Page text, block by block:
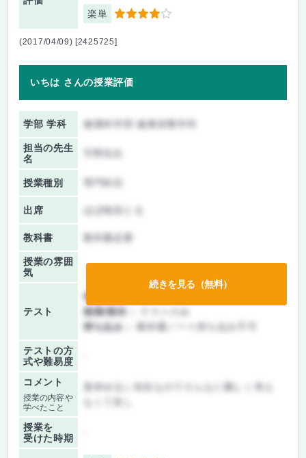
楽単
4
(2017/04/09) [2425725]
いちは さんの授業評価
学部 学科 健康科学部 健康栄養学科
担当の先生
名
授業種別
出席 ほぼ毎回とる
教科書 教科書必要
授業の雰囲
気
テスト
前期/中間：
後期/期末：
持ち込み：
教科書ノート持ち込み不可
テストの方
式や難易度
コメント
授業の内容や
学べたこと
授業を
受けた時期
続きを見る（無料）